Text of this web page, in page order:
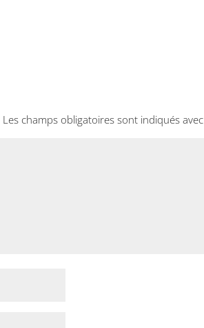
Les champs obligatoires sont indiqués avec